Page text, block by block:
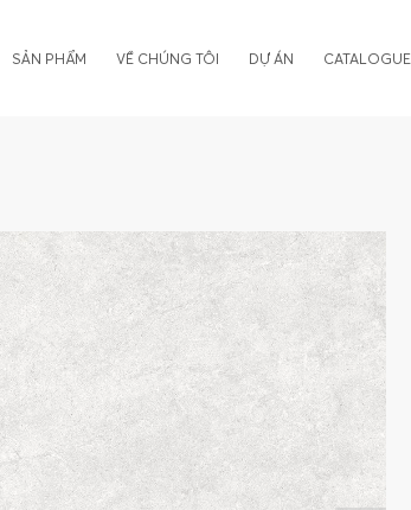
SẢN PHẨM VỀ CHÚNG TÔI DỰ ÁN CATALOGUE